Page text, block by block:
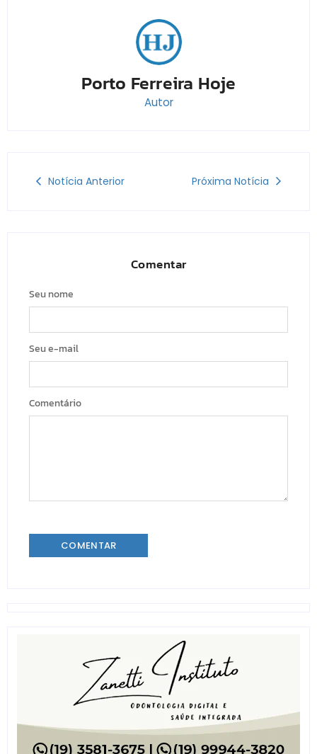
Porto Ferreira Hoje
Autor
Notícia Anterior Próxima Notícia
Comentar
Seu nome
Seu e-mail
Comentário